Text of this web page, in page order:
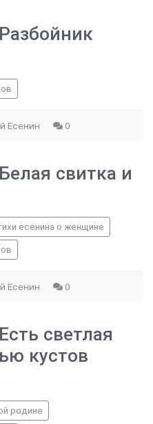
Есенин 0
свитка и
есенина о женщине
Есенин 0
светлая
кустов
родине